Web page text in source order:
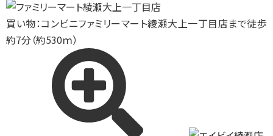
買い物：コンビニファミリーマート綾瀬大上一丁目店まで徒歩
約7分（約530ｍ）